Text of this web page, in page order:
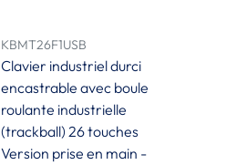
KBMT26F1USB
Clavier industriel durci
encastrable avec boule
roulante industrielle
(trackball) 26 touches
Version prise en main -